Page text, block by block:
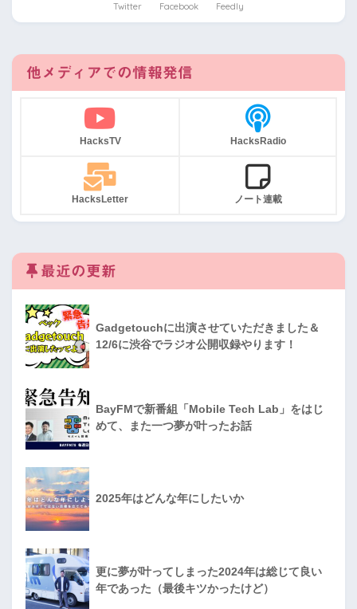
Twitter Facebook Feedly
他メディアでの情報発信
HacksTV HacksRadio
HacksLetter ノート連載
最近の更新
Gadgetouchに出演させていただきました＆
12/6に渋谷でラジオ公開収録やります！
BayFMで新番組「Mobile Tech Lab」をはじ
めて、また一つ夢が叶ったお話
2025年はどんな年にしたいか
更に夢が叶ってしまった2024年は総じて良い
年であった（最後キツかったけど）